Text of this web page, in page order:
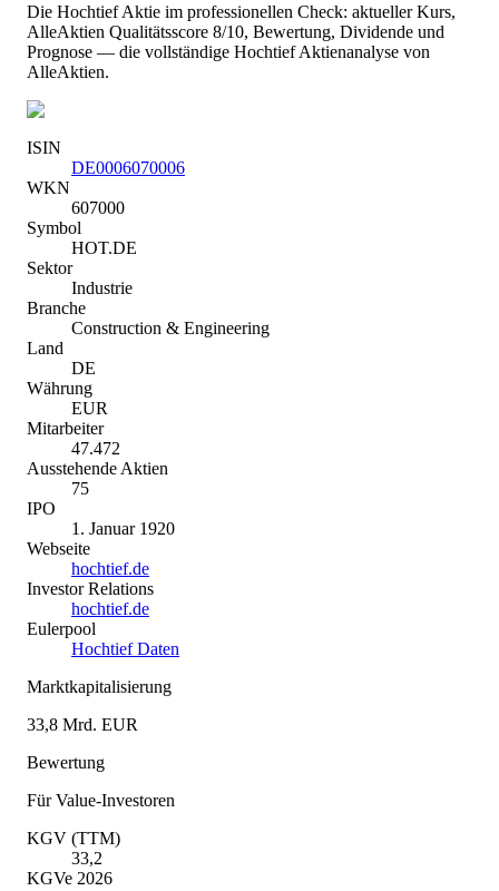
Die HochtiefAktie im professionellen Check: aktueller Kurs,
AlleAktien Qualitätsscore 8/10, Bewertung, Dividende und
Prognose — die vollständige HochtiefAktienanalyse von
AlleAktien.
ISIN
DE0006070006
WKN
607000
Symbol
HOT.DE
Sektor
Industrie
Branche
Construction & Engineering
Land
DE
Währung
EUR
Mitarbeiter
47.472
Ausstehende Aktien
75
IPO
1. Januar 1920
Webseite
hochtief.de
Investor Relations
hochtief.de
Eulerpool
Hochtief Daten
Marktkapitalisierung
33,8 Mrd. EUR
Bewertung
Für Value-Investoren
KGV (TTM)
33,2
KGVe 2026